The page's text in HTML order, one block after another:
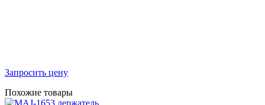
Запросить цену
Похожие товары